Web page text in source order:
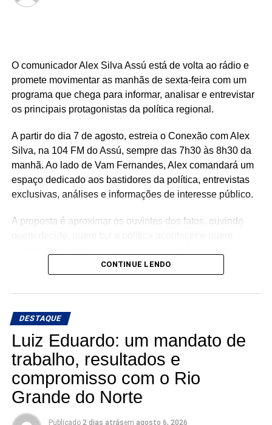
longo do mandato, Rafael também levou recursos para
municípios de todas as regiões do Rio Grande do Norte,
consolidando uma atuação parlamentar marcada pela
presença nos municípios e por investimentos que
O comunicador Alex Silva Assú está de volta ao rádio e
promete movimentar as manhãs de sexta-feira com um
programa que chega para informar, analisar e entrevistar
os principais protagonistas da política regional.
A partir do dia 7 de agosto, estreia o Conexão com Alex
Silva, na 104 FM do Assú, sempre das 7h30 às 8h30 da
manhã. Ao lado de Vam Fernandes, Alex comandará um
espaço dedicado aos bastidores da política, entrevistas
exclusivas, análises e informações de interesse público.
A proposta é aproximar os ouvintes dos fatos, ouvindo
🎙️ O rádio ganha um novo espaço para o debate, a
Conexão com Alex Silva: onde a notícia ganha voz e os
bastidores viram informação.
📅 Estreia: 7 de agosto
📻 104 FM do Assú
🕢 Toda sexta-feira, das 7h30 às 8h30 da manhã.
CONTINUE LENDO
DESTAQUE
Luiz Eduardo: um mandato de
trabalho, resultados e
compromisso com o Rio
Grande do Norte
Publicado 2 dias atrásem agosto 6, 2026